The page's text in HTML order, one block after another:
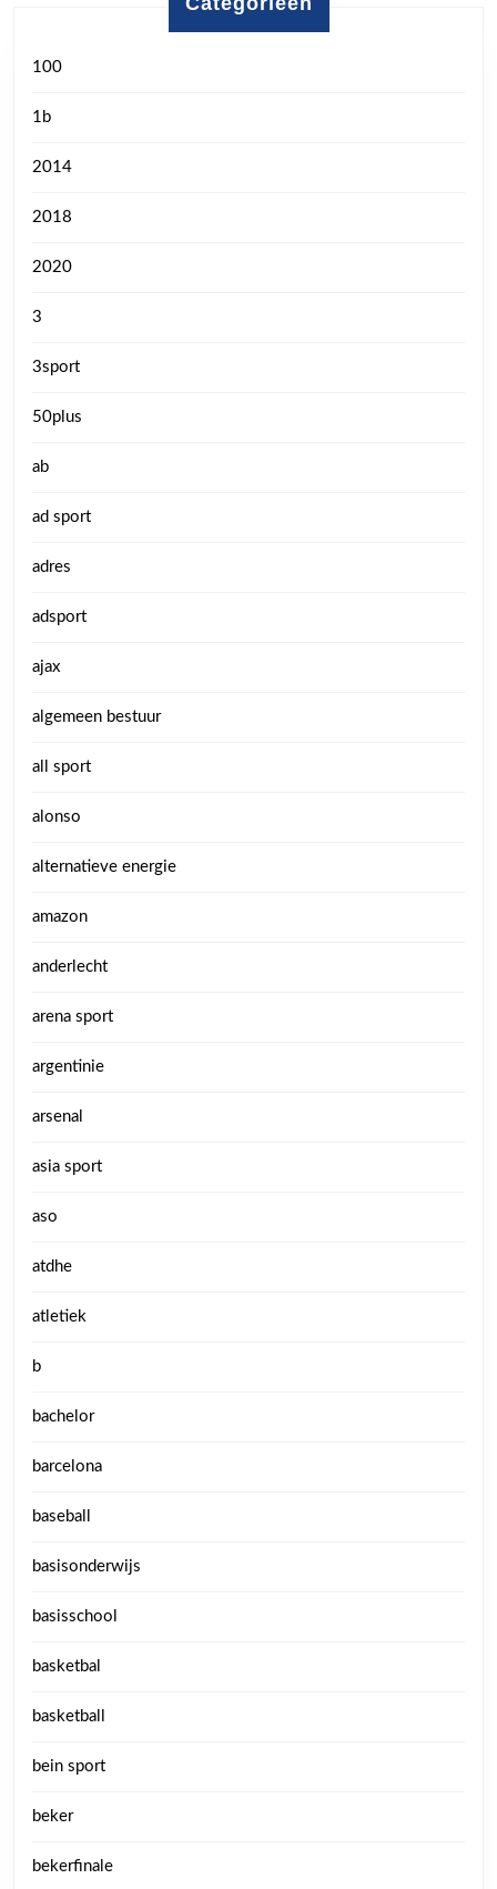
100
1b
2014
2018
2020
3
3sport
50plus
ab
ad sport
adres
adsport
ajax
algemeen bestuur
all sport
alonso
alternatieve energie
amazon
anderlecht
arena sport
argentinie
arsenal
asia sport
aso
atdhe
atletiek
b
bachelor
barcelona
baseball
basisonderwijs
basisschool
basketbal
basketball
bein sport
beker
bekerfinale